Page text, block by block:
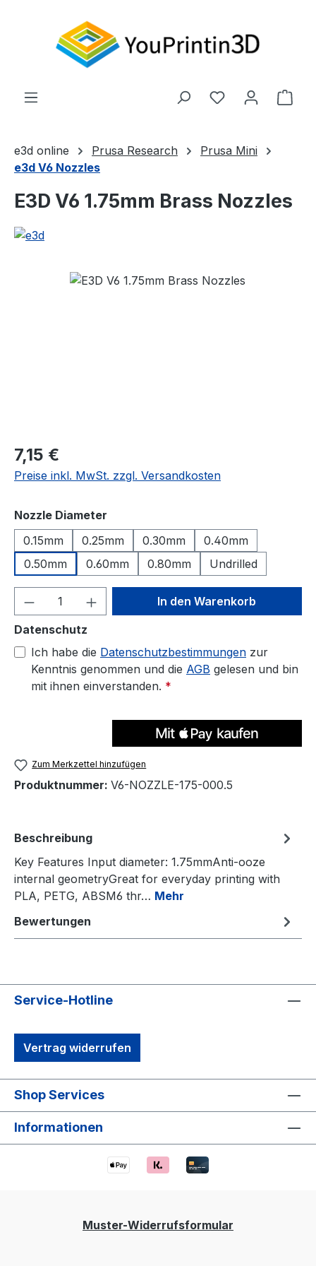
Du hast 0
e3d online Prusa Research
Prusa Mini
e3d V6 Nozzles
E3D V6 1.75mm Brass Nozzles
Bildergalerie überspringen
Regulärer Preis:
7,15 €
Preise inkl. MwSt. zzgl. Versandkosten
Nozzle Diameter
0.15mm
0.25mm 0.30mm
0.40mm
0.50mm
0.60mm 0.80mm Undrilled
Produkt Anzahl: Gib denIn den Warenkorb
Datenschutz
Ich habe die Datenschutzbestimmungen zur
Kenntnis genommen und die AGB gelesen und bin
mit ihnen einverstanden. *
Zum Merkzettel hinzufügen
Produktnummer: V6-NOZZLE-175-000.5
Beschreibung
Key Features Input diameter: 1.75mmAnti-ooze
internal geometryGreat for everyday printing with
PLA, PETG, ABSM6 thr… Mehr
Bewertungen
Service-Hotline
Vertrag widerrufen
Shop Services
Informationen
Muster-Widerrufsformular